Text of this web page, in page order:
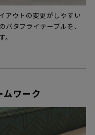
アウトの変更がしやすい
バタフライテーブルを、
。
ムワーク